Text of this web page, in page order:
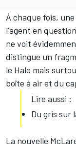
À chaque fois,
l'agent en
ne voit
distingue un
le Halo mais
boîte à air et du
Lire aussi :
Du gris sur
La nouvelle